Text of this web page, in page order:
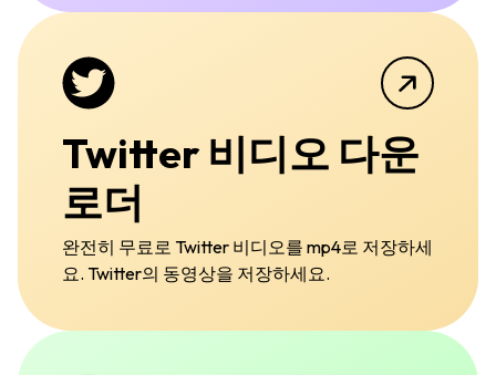
Twitter 비디오 다운
로더
완전히 무료로 Twitter 비디오를 mp4로 저장하세
요. Twitter의 동영상을 저장하세요.